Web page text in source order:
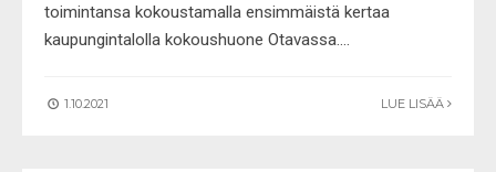
toimintansa kokoustamalla ensimmäistä kertaa
kaupungintalolla kokoushuone Otavassa....
1.10.2021 LUE LISÄÄ